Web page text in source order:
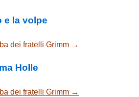
e la volpe
dei fratelli Grimm →
Holle
dei fratelli Grimm →